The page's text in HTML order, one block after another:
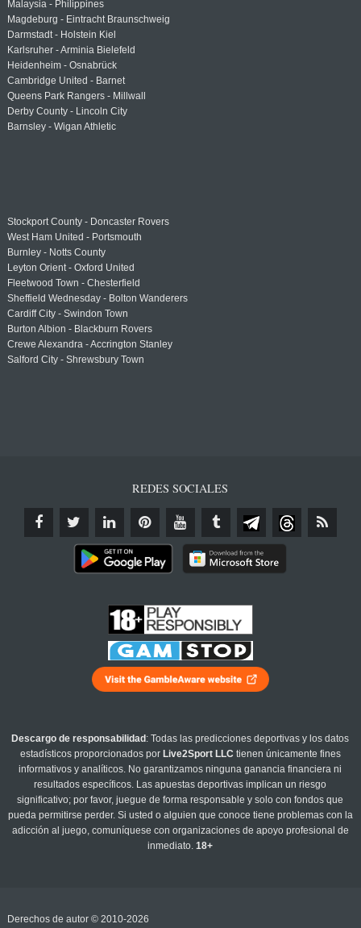
Malaysia - Philippines
Magdeburg - Eintracht Braunschweig
Darmstadt - Holstein Kiel
Karlsruher - Arminia Bielefeld
Heidenheim - Osnabrück
Cambridge United - Barnet
Queens Park Rangers - Millwall
Derby County - Lincoln City
Barnsley - Wigan Athletic
Stockport County - Doncaster Rovers
West Ham United - Portsmouth
Burnley - Notts County
Leyton Orient - Oxford United
Fleetwood Town - Chesterfield
Sheffield Wednesday - Bolton Wanderers
Cardiff City - Swindon Town
Burton Albion - Blackburn Rovers
Crewe Alexandra - Accrington Stanley
Salford City - Shrewsbury Town
REDES SOCIALES
Descargo de responsabilidad : Todas las predicciones deportivas y los datos
estadísticos proporcionados por Live2Sport LLC tienen únicamente fines
informativos y analíticos. No garantizamos ninguna ganancia financiera ni
resultados específicos. Las apuestas deportivas implican un riesgo
significativo; por favor, juegue de forma responsable y solo con fondos que
pueda permitirse perder. Si usted o alguien que conoce tiene problemas con la
adicción al juego, comuníquese con organizaciones de apoyo profesional de
inmediato.18+
Derechos de autor © 2010-2026